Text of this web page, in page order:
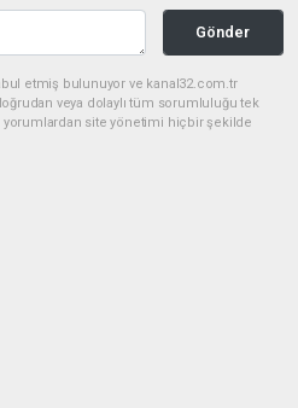
Gönder
etmiş bulunuyor ve kanal32.com.tr
veya dolaylı tüm sorumluluğu tek
yorumlardan site yönetimi hiçbir şekilde